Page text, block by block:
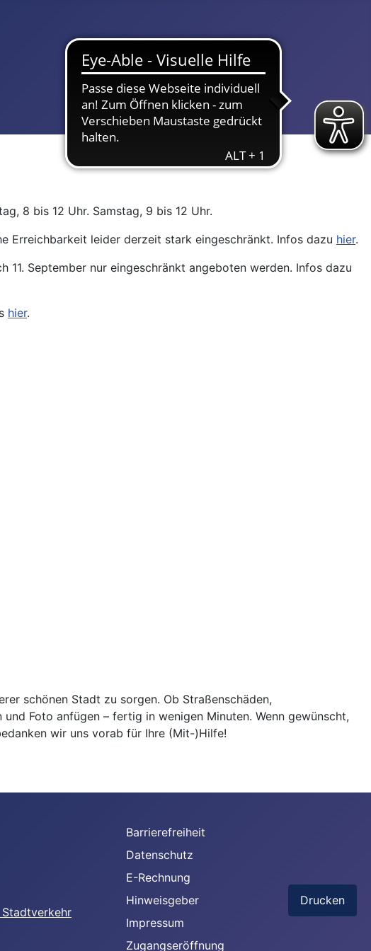
8 bis 12 Uhr. Samstag, 9 bis 12 Uhr.
Erreichbarkeit leider derzeit stark eingeschränkt. Infos dazu hier.
11. September nur eingeschränkt angeboten werden. Infos dazu
hier.
schönen Stadt zu sorgen. Ob Straßenschäden,
Foto anfügen – fertig in wenigen Minuten. Wenn gewünscht,
wir uns vorab für Ihre (Mit-)Hilfe!
Barrierefreiheit
Datenschutz
E-Rechnung
Hinweisgeber
Impressum
Zugangseröffnung
Drucken